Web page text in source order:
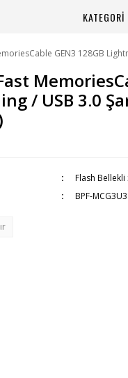
KATEGORİ
GEN3 128GB
/ USB 3.0
Flash
BPF-